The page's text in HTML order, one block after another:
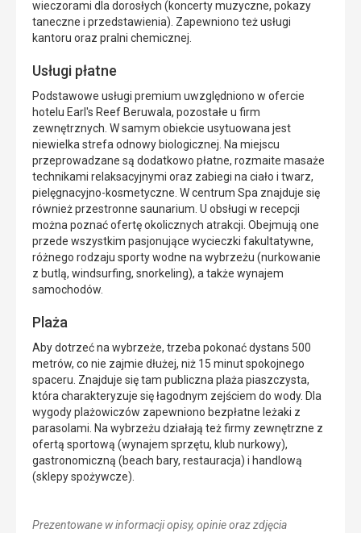
wieczorami dla dorosłych (koncerty muzyczne, pokazy
taneczne i przedstawienia). Zapewniono też usługi
kantoru oraz pralni chemicznej.
Usługi płatne
Podstawowe usługi premium uwzględniono w ofercie
hotelu Earl's Reef Beruwala, pozostałe u firm
zewnętrznych. W samym obiekcie usytuowana jest
niewielka strefa odnowy biologicznej. Na miejscu
przeprowadzane są dodatkowo płatne, rozmaite masaże
technikami relaksacyjnymi oraz zabiegi na ciało i twarz,
pielęgnacyjno-kosmetyczne. W centrum Spa znajduje się
również przestronne saunarium. U obsługi w recepcji
można poznać ofertę okolicznych atrakcji. Obejmują one
przede wszystkim pasjonujące wycieczki fakultatywne,
różnego rodzaju sporty wodne na wybrzeżu (nurkowanie
z butlą, windsurfing, snorkeling), a także wynajem
samochodów.
Plaża
Aby dotrzeć na wybrzeże, trzeba pokonać dystans 500
metrów, co nie zajmie dłużej, niż 15 minut spokojnego
spaceru. Znajduje się tam publiczna plaża piaszczysta,
która charakteryzuje się łagodnym zejściem do wody. Dla
wygody plażowiczów zapewniono bezpłatne leżaki z
parasolami. Na wybrzeżu działają też firmy zewnętrzne z
ofertą sportową (wynajem sprzętu, klub nurkowy),
gastronomiczną (beach bary, restauracja) i handlową
(sklepy spożywcze).
Prezentowane w informacji opisy, opinie oraz zdjęcia